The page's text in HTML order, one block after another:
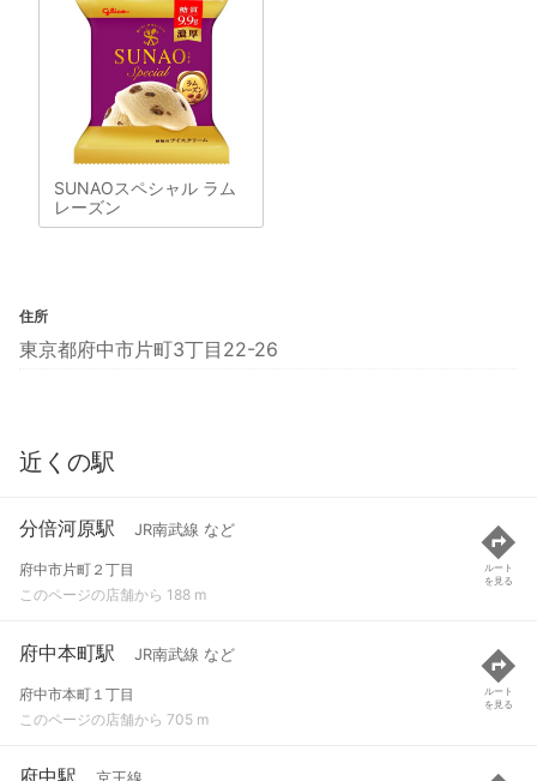
SUNAOスペシャル ラム
レーズン
住所
東京都府中市片町3丁目22-26
近くの駅
分倍河原駅 JR南武線 など
府中市片町２丁目
このページの店舗から 188 m
ルート
を見る
府中本町駅 JR南武線 など
府中市本町１丁目
このページの店舗から 705 m
ルート
を見る
府中駅